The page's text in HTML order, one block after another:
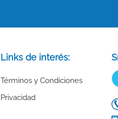
Links de interés:
Términos y Condiciones
Privacidad